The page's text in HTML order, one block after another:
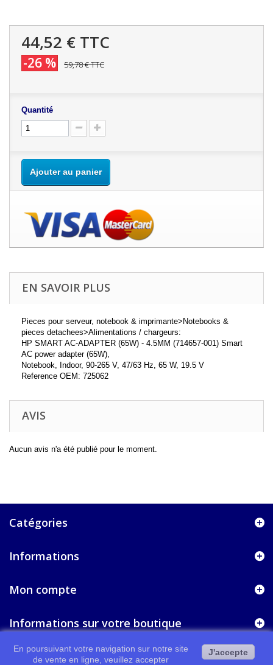
44,52 € TTC
-26 % 59,78 €TTC
Quantité
Ajouter au panier
EN SAVOIR PLUS
Pieces pour serveur, notebook & imprimante>Notebooks &
pieces detachees>Alimentations / chargeurs:
HP SMART AC-ADAPTER (65W) - 4.5MM (714657-001) Smart
AC power adapter (65W),
Notebook, Indoor, 90-265 V, 47/63 Hz, 65 W, 19.5 V
Reference OEM: 725062
AVIS
Aucun avis n'a été publié pour le moment.
Catégories
Informations
Mon compte
Informations sur votre boutique
En poursuivant votre navigation sur notre site
de vente en ligne, veuillez accepter
J'accepte